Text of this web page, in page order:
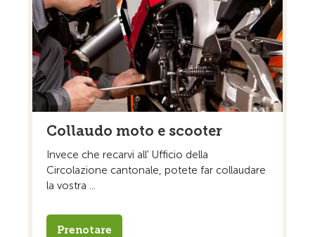
Collaudo moto e scooter
Invece che recarvi all' Ufficio della
Circolazione cantonale, potete far collaudare
la vostra ...
Prenotare